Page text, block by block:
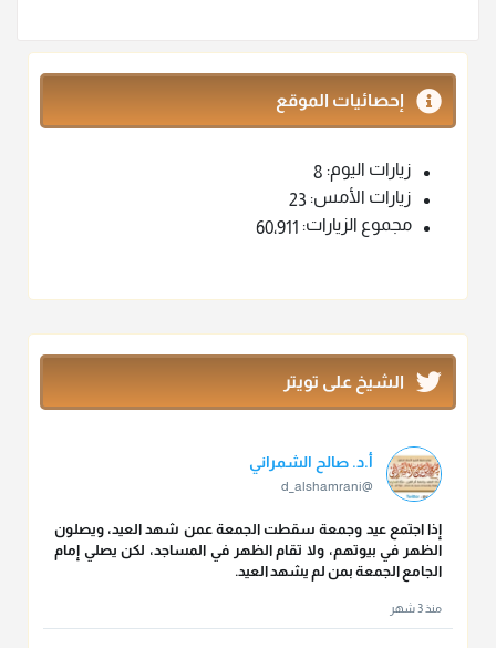
إحصائيات الموقع
زيارات اليوم: 8
زيارات الأمس: 23
مجموع الزيارات: 60٬911
الشيخ على تويتر
أ.د. صالح الشمراني
@d_alshamrani
إذا اجتمع عيد وجمعة سقطت الجمعة عمن شهد العيد، ويصلون
الظهر في بيوتهم، ولا تقام الظهر في المساجد، لكن يصلي إمام
الجامع الجمعة بمن لم يشهد العيد.
منذ 3 شهر